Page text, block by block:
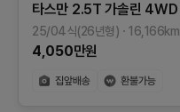
타스만 2.5T 가솔린 4WD
25/04식(26년형) 16,166km
4,050만원